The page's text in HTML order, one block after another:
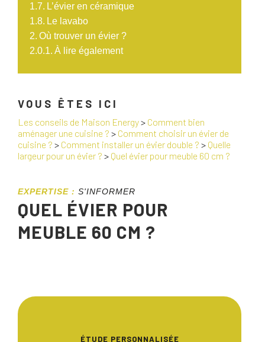
L’évier en céramique
Le lavabo
Où trouver un évier ?
À lire également
VOUS ÊTES ICI
Les conseils de Maison Energy> Comment bien
aménager une cuisine ? > Comment choisir un évier de
cuisine ? > Comment installer un évier double ? > Quelle
largeur pour un évier ? > Quel évier pour meuble 60 cm ?
EXPERTISE : S'INFORMER
QUEL ÉVIER POUR
MEUBLE 60 CM ?
ÉTUDE PERSONNALISÉE